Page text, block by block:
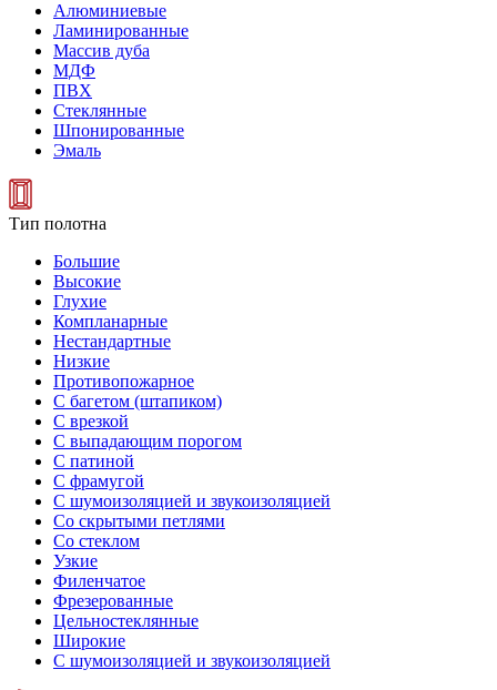
Алюминиевые
Ламинированные
Массив дуба
МДФ
ПВХ
Стеклянные
Шпонированные
Эмаль
Тип полотна
Большие
Высокие
Глухие
Компланарные
Нестандартные
Низкие
Противопожарное
С багетом (штапиком)
С врезкой
С выпадающим порогом
С патиной
С фрамугой
С шумоизоляцией и звукоизоляцией
Со скрытыми петлями
Со стеклом
Узкие
Филенчатое
Фрезерованные
Цельностеклянные
Широкие
С шумоизоляцией и звукоизоляцией